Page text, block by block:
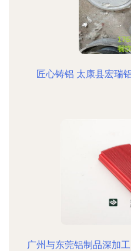
匠心铸铝 太康县宏瑞
广州与东莞铝制品深加